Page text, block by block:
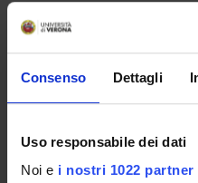
Consenso Dettagli
Uso responsabile dei dati
Noi e i nostri 1022 partner
OFFERTA FORMATIVA
DOTTORATI DI RICERCA E
SUPERIORE